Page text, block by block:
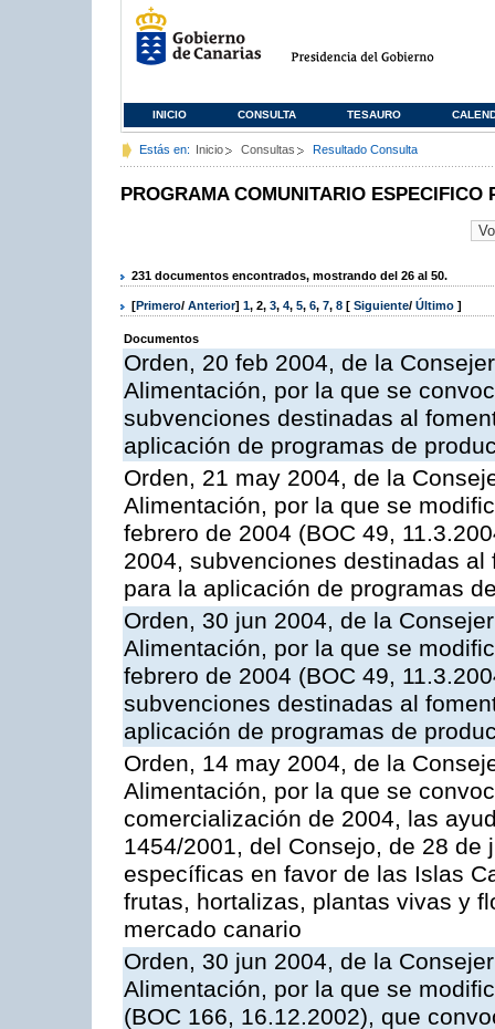
INICIO CONSULTA TESAURO
Estás en: Inicio Consultas Resultado Consulta
PROGRAMA COMUNITARIO ESPECIFICO
231 documentos encontrados, mostrando del 26 al 50.
[Primero/ Anterior] 1, 2, 3, 4, 5, 6, 7, 8 [ Siguiente/ Último ]
Documentos
Orden, 20 feb 2004, de la
Alimentación, por la que se
subvenciones destinadas al
aplicación de programas de
Orden, 21 may 2004, de la
Alimentación, por la que se
febrero de 2004 (BOC 49,
2004, subvenciones destinadas
para la aplicación de programas
Orden, 30 jun 2004, de la
Alimentación, por la que se
febrero de 2004 (BOC 49,
subvenciones destinadas al
aplicación de programas de
Orden, 14 may 2004, de la
Alimentación, por la que se
comercialización de 2004, las
1454/2001, del Consejo, de 28 de
específicas en favor de las Islas
frutas, hortalizas, plantas vivas y
mercado canario
Orden, 30 jun 2004, de la
Alimentación, por la que se
(BOC 166, 16.12.2002), que